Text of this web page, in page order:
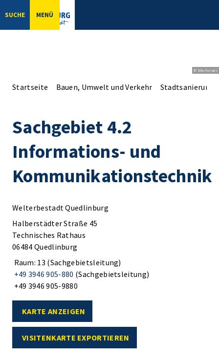
SUCHE MENÜ
© bbsferrari
Startseite Bauen, Umwelt und Verkehr Stadtsanierung
Sachgebiet 4.2
Informations- und
Kommunikationstechnik
Welterbestadt Quedlinburg
Halberstädter Straße 45
Technisches Rathaus
06484 Quedlinburg
Raum: 13 (Sachgebietsleitung)
+49 3946 905-880 (Sachgebietsleitung)
+49 3946 905-9880
KARTE ANZEIGEN
VISITENKARTE EXPORTIEREN